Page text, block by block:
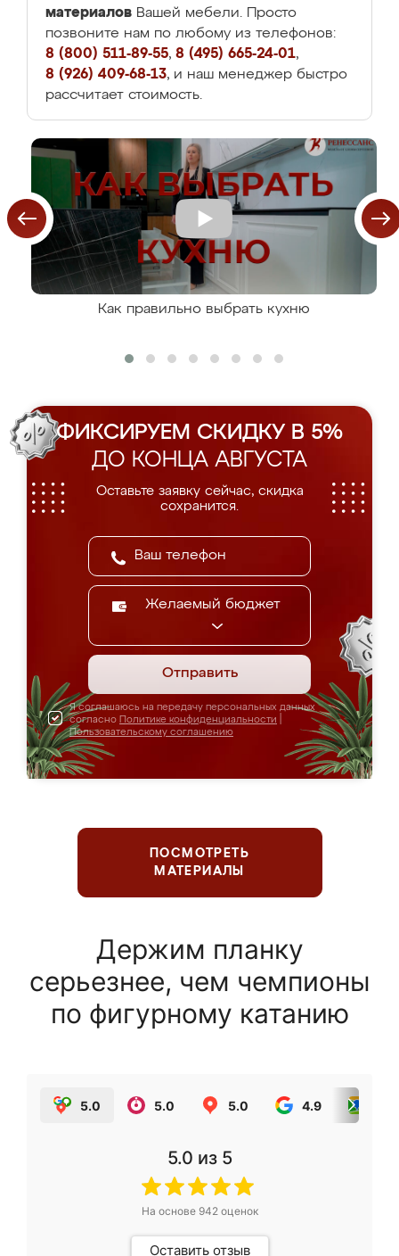
материалов Вашей мебели. Просто
позвоните нам по любому из телефонов:
8 (800) 511-89-55, 8 (495) 665-24-01,
8 (926) 409-68-13, и наш менеджер быстро
рассчитает стоимость.
Как правильно выбрать кухню
ФИКСИРУЕМ СКИДКУ В 5%
ДО КОНЦА АВГУСТА
Оставьте заявку сейчас, скидка
сохранится.
Желаемый бюджет
Отправить
Я соглашаюсь на передачу персональных данных
согласно Политике конфиденциальности
Пользовательскому соглашению
ПОСМОТРЕТЬ
МАТЕРИАЛЫ
Держим планку
серьезнее, чем чемпионы
по фигурному катанию
5.0 5.0 5.0 4.9
5.0 из 5
На основе 942оценок
Оставить отзыв